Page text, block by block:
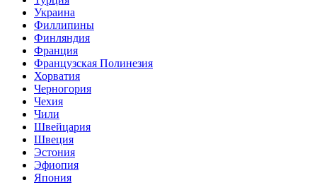
Украина
Филлипины
Финляндия
Франция
Французская Полинезия
Хорватия
Черногория
Чехия
Чили
Швейцария
Швеция
Эстония
Эфиопия
Япония